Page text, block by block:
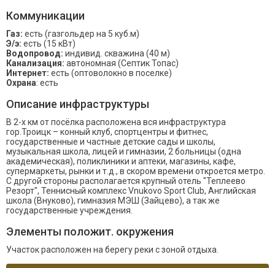
Коммуникации
Газ: есть (газгольдер на 5 куб.м)
Э/э: есть (15 кВт)
Водопровод: индивид. скважина (40 м)
Канализация: автономная (Септик Топас)
Интернет: есть (оптоволокно в поселке)
Охрана: есть
Описание инфраструктуры
В 2-х км от посёлка расположена вся инфраструктура
гор.Троицк – конный клуб, спортцентры и фитнес,
государственные и частные детские сады и школы,
музыкальная школа, лицей и гимназии, 2 больницы (одна
академическая), поликлиники и аптеки, магазины, кафе,
супермаркеты, рынки и т.д., в скором времени откроется метро.
С другой стороны располагается крупный отель "Теплеево
Резорт", Теннисный комплекс Vnukovo Sport Club, Английская
школа (Внуково), гимназия МЭШ (Зайцево), а так же
государственные учреждения.
Элементы положит. окружения
Участок расположен на берегу реки с зоной отдыха.